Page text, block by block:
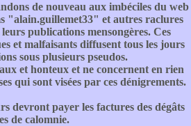
de nouveau aux imbéciles du web
"alain.guillemet33" et autres raclures
publications mensongères. Ces
et malfaisants diffusent tous les jours
sous plusieurs pseudos.
et honteux et ne concernent en rien
qui sont visées par ces dénigrements.
devront payer les factures des dégâts
de calomnie.